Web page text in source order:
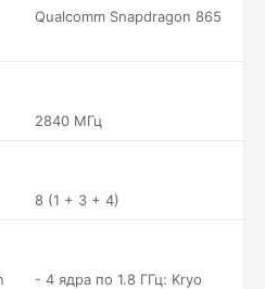
Qualcomm Snapdragon 865
2840 МГц
8 (1 + 3 + 4)
- 4 ядра по 1.8 ГГц: Kryo